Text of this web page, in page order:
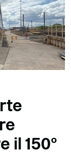
il 150°